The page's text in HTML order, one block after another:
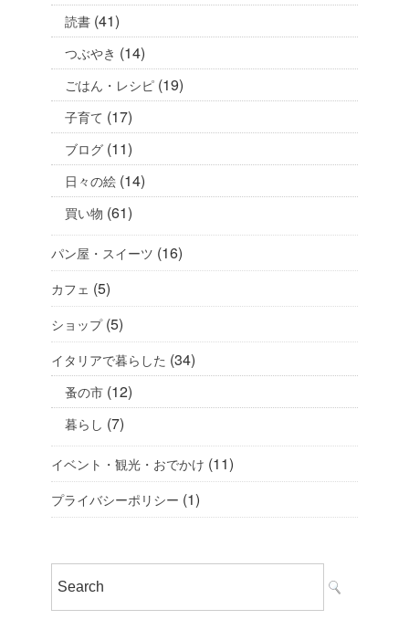
読書 (41)
つぶやき (14)
ごはん・レシピ (19)
子育て (17)
ブログ (11)
日々の絵 (14)
買い物 (61)
パン屋・スイーツ (16)
カフェ (5)
ショップ(5)
イタリアで暮らした (34)
蚤の市 (12)
暮らし (7)
イベント・観光・おでかけ (11)
プライバシーポリシー (1)